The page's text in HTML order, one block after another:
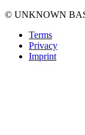
© UNKNOWN
Terms
Privacy
Imprint